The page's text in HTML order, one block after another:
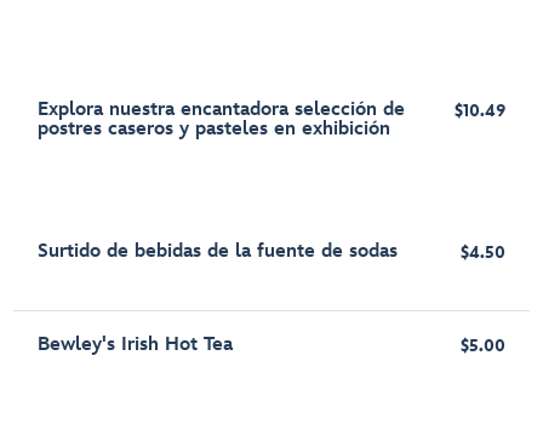
Explora nuestra encantadora selección de
postres caseros y pasteles en exhibición
$10.49
Surtido de bebidas de la fuente de sodas $4.50
Bewley's Irish Hot Tea $5.00